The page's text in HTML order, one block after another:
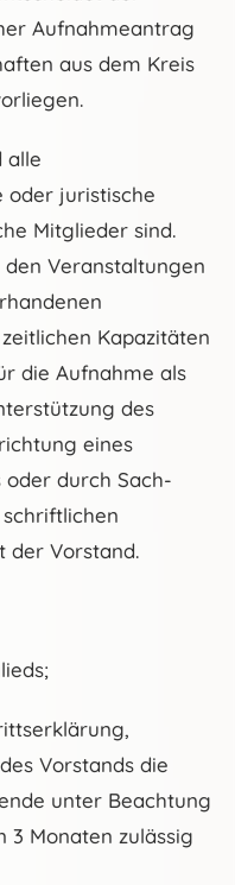
Aufnahmeantrag
aus dem Kreis
alle
oder juristische
Mitglieder sind.
Veranstaltungen
Kapazitäten
die Aufnahme als
des
eines
durch Sach-
der Vorstand.
Vorstands die
unter Beachtung
3 Monaten zulässig